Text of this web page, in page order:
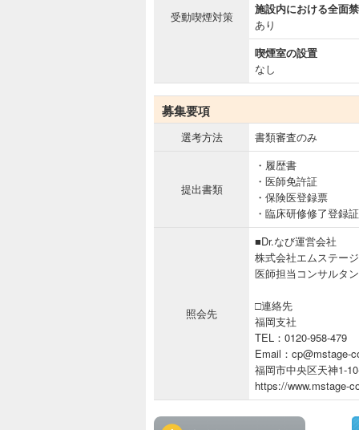
受動喫煙対策
施設内における全面
あり
喫煙室の設置
なし
募集要項
選考方法 書類審査のみ
提出書類
・履歴書
・医師免許証
・保険医登録票
・臨床研修修了登録証
照会先
■Dr.なび運営会社
株式会社エムステージ
医師担当コンサルタ
□連絡先
福岡支社
TEL：0120-958-479
Email：cp@mstage-
福岡市中央区天神1-
https://www.mstage-
検討中